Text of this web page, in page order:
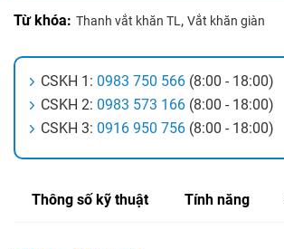
Từ khóa: Thanh vắt khăn TL, Vắt khăn giàn
CSKH 1: 0983 750 566 (8:00 - 18:00)
CSKH 2: 0983 573 166 (8:00 - 18:00)
CSKH 3: 0916 950 756 (8:00 - 18:00)
Thông số kỹ thuật Tính năng